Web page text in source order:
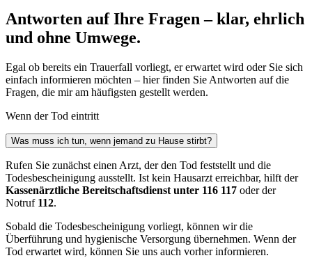
Antworten auf Ihre Fragen – klar, ehrlich
und ohne Umwege.
Egal ob bereits ein Trauerfall vorliegt, er erwartet wird oder Sie sich
einfach informieren möchten – hier finden Sie Antworten auf die
Fragen, die mir am häufigsten gestellt werden.
Wenn der Tod eintritt
Was muss ich tun, wenn jemand zu Hause stirbt?
Rufen Sie zunächst einen Arzt, der den Tod feststellt und die
Todesbescheinigung ausstellt. Ist kein Hausarzt erreichbar, hilft der
Kassenärztliche Bereitschaftsdienst unter 116 117 oder der
Notruf 112.
Sobald die Todesbescheinigung vorliegt, können wir die
Überführung und hygienische Versorgung übernehmen. Wenn der
Tod erwartet wird, können Sie uns auch vorher informieren.